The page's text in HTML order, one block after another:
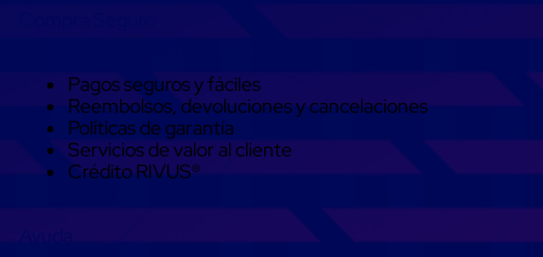
Plasticas
Infladores
Airbags
Cajas
de
Pagos seguros y fáciles
Reembolsos, devoluciones y cancelaciones
Políticas de garantía
Servicios de valor al cliente
Crédito RIVUS®